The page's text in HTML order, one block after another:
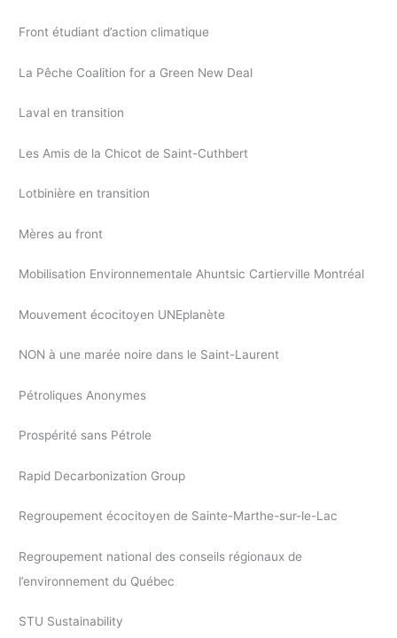
Front étudiant d’action climatique
La Pêche Coalition for a Green New Deal
Laval en transition
Les Amis de la Chicot de Saint-Cuthbert
Lotbinière en transition
Mères au front
Mobilisation Environnementale Ahuntsic Cartierville Montréal
Mouvement écocitoyen UNEplanète
NON à une marée noire dans le Saint-Laurent
Pétroliques Anonymes
Prospérité sans Pétrole
Rapid Decarbonization Group
Regroupement écocitoyen de Sainte-Marthe-sur-le-Lac
Regroupement national des conseils régionaux de
l’environnement du Québec
STU Sustainability